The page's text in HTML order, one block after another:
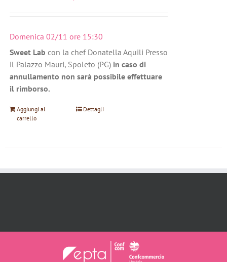
Domenica 02/11 ore 15:30
Sweet Lab con la chef Donatella Aquili Presso
il Palazzo Mauri, Spoleto (PG) in caso di
annullamento non sarà possibile effettuare
il rimborso.
Aggiungi al
carrello
Dettagli